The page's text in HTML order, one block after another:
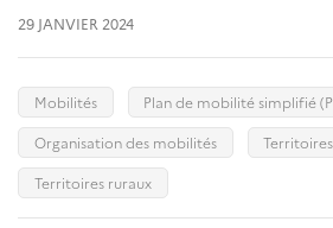
29 JANVIER 2024
Mobilités
Plan de mobilité simplifié
Organisation des mobilités
Territoires ruraux